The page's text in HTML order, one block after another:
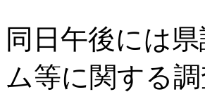
同日午後には
ム等に関する